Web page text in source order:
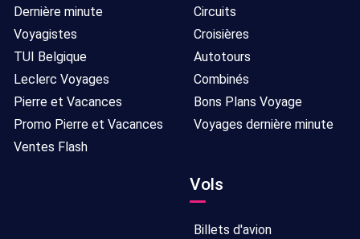
Dernière minute
Voyagistes
TUI Belgique
Leclerc Voyages
Pierre et Vacances
Promo Pierre et Vacances
Ventes Flash
Circuits
Croisières
Autotours
Combinés
Bons Plans Voyage
Voyages dernière minute
Vols
Billets d'avion